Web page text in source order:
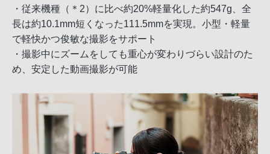
・従来機種（＊2）に比べ約20%軽量化した約547g、全
長は約10.1mm短くなった111.5mmを実現。小型・軽量
で軽快かつ俊敏な撮影をサポート
・撮影中にズームをしても重心が変わりづらい設計のた
め、安定した動画撮影が可能